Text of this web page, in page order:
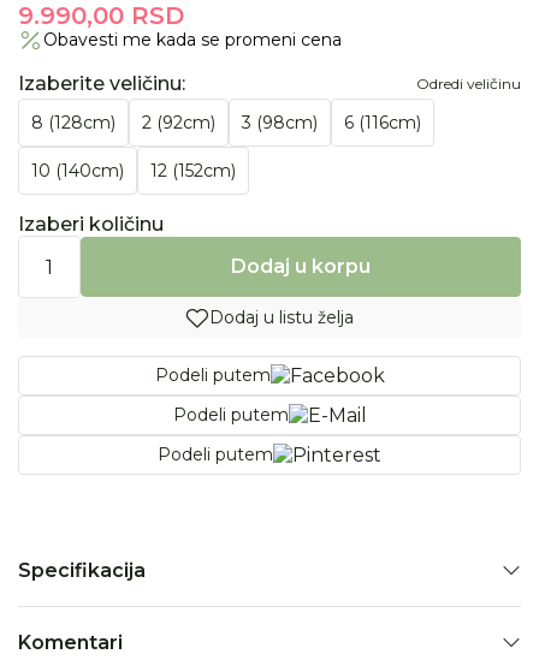
9.990,00 RSD
Obavesti me kada se promeni cena
Izaberite veličinu: Odredi veličinu
8 (128cm) 2 (92cm) 3 (98cm) 6 (116cm)
10 (140cm) 12 (152cm)
Izaberi količinu
Dodaj u korpu
Dodaj u listu želja
Podeli putem
Podeli putem
Podeli putem
Specifikacija
Komentari